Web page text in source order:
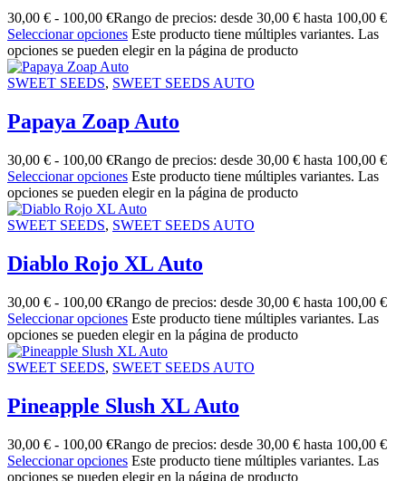
30,00 € - 100,00 €Rango de precios: desde 30,00 € hasta 100,00 €
Seleccionar opciones Este producto tiene múltiples variantes. Las
opciones se pueden elegir en la página de producto
SWEET SEEDS, SWEET SEEDS AUTO
Papaya Zoap Auto
30,00 € - 100,00 €Rango de precios: desde 30,00 € hasta 100,00 €
Seleccionar opciones Este producto tiene múltiples variantes. Las
opciones se pueden elegir en la página de producto
SWEET SEEDS, SWEET SEEDS AUTO
Diablo Rojo XL Auto
30,00 € - 100,00 €Rango de precios: desde 30,00 € hasta 100,00 €
Seleccionar opciones Este producto tiene múltiples variantes. Las
opciones se pueden elegir en la página de producto
SWEET SEEDS, SWEET SEEDS AUTO
Pineapple Slush XL Auto
30,00 € - 100,00 €Rango de precios: desde 30,00 € hasta 100,00 €
Seleccionar opciones Este producto tiene múltiples variantes. Las
opciones se pueden elegir en la página de producto